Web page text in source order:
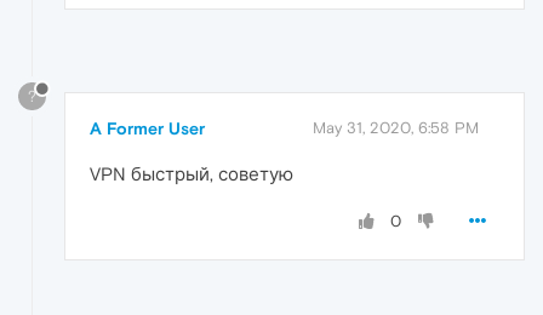
?
A Former User May 31, 2020, 6:58 PM
VPN быстрый, советую
0